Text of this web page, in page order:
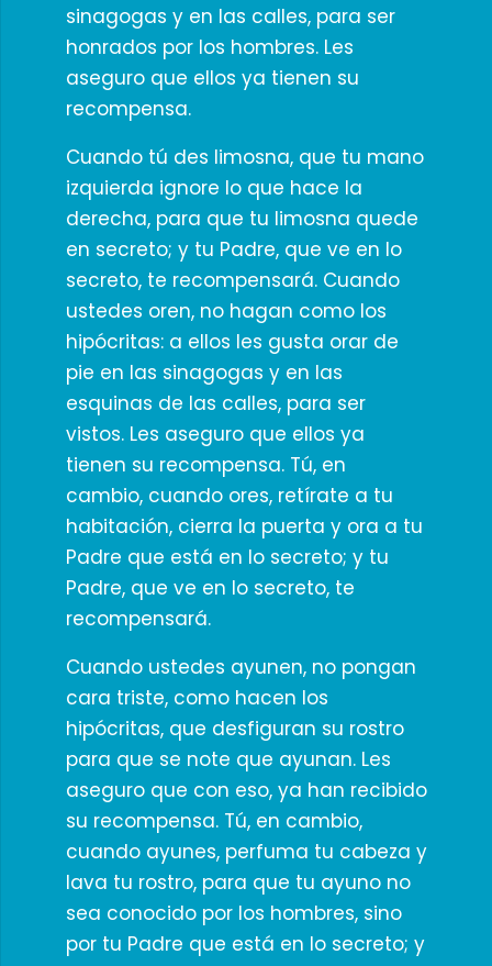
sinagogas y en las calles, para ser
honrados por los hombres. Les
aseguro que ellos ya tienen su
recompensa.
Cuando tú des limosna, que tu mano
izquierda ignore lo que hace la
derecha, para que tu limosna quede
en secreto; y tu Padre, que ve en lo
secreto, te recompensará. Cuando
ustedes oren, no hagan como los
hipócritas: a ellos les gusta orar de
pie en las sinagogas y en las
esquinas de las calles, para ser
vistos. Les aseguro que ellos ya
tienen su recompensa. Tú, en
cambio, cuando ores, retírate a tu
habitación, cierra la puerta y ora a tu
Padre que está en lo secreto; y tu
Padre, que ve en lo secreto, te
recompensará.
Cuando ustedes ayunen, no pongan
cara triste, como hacen los
hipócritas, que desfiguran su rostro
para que se note que ayunan. Les
aseguro que con eso, ya han recibido
su recompensa. Tú, en cambio,
cuando ayunes, perfuma tu cabeza y
lava tu rostro, para que tu ayuno no
sea conocido por los hombres, sino
por tu Padre que está en lo secreto; y